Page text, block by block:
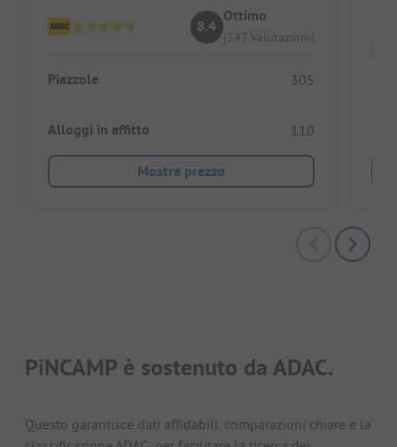
8.4
Ottimo
(247 Valutazioni)
Piazzole 305
Alloggi in affitto 110
Mostra prezzo
PiNCAMP è sostenuto da ADAC.
Questo garantisce dati affidabili, comparazioni chiare e la